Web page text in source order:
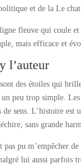
et de la Le
fleuve qui coule
mais efficace et
l’auteur
sont des étoiles qui
un peu trop simple.
de sens. L’histoire est
sans grande
pas pu m’empêcher
lui aussi parfois